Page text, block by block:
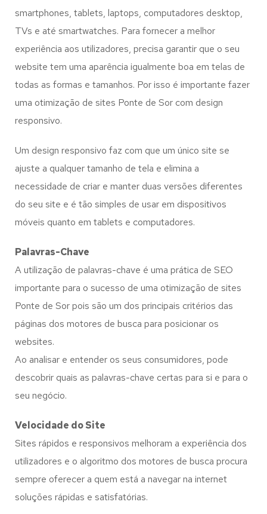
smartphones, tablets, laptops, computadores desktop,
TVs e até smartwatches. Para fornecer a melhor
experiência aos utilizadores, precisa garantir que o seu
website tem uma aparência igualmente boa em telas de
todas as formas e tamanhos. Por isso é importante fazer
uma otimização de sites Ponte de Sor com design
responsivo.
Um design responsivo faz com que um único site se
ajuste a qualquer tamanho de tela e elimina a
necessidade de criar e manter duas versões diferentes
do seu site e é tão simples de usar em dispositivos
móveis quanto em tablets e computadores.
Palavras-Chave
A utilização de palavras-chave é uma prática de SEO
importante para o sucesso de uma otimização de sites
Ponte de Sor pois são um dos principais critérios das
páginas dos motores de busca para posicionar os
websites.
Ao analisar e entender os seus consumidores, pode
descobrir quais as palavras-chave certas para si e para o
seu negócio.
Velocidade do Site
Sites rápidos e responsivos melhoram a experiência dos
utilizadores e o algoritmo dos motores de busca procura
sempre oferecer a quem está a navegar na internet
soluções rápidas e satisfatórias.